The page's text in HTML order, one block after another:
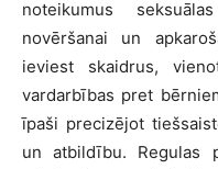
noteikumus
novēršanai un
ieviest skaidrus,
vardarbības pret
īpaši precizējot
un atbildību. Regulas